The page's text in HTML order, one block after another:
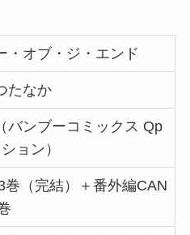
・オブ・ジ・エンド
たなか
バンブーコミックス Qp
ョン）
巻（完結）＋番外編CAN